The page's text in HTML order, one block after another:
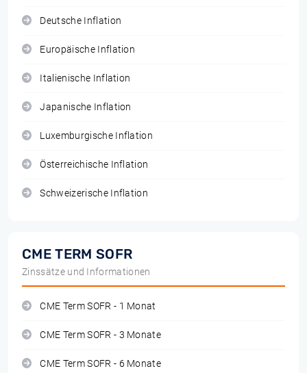
Deutsche Inflation
Europäische Inflation
Italienische Inflation
Japanische Inflation
Luxemburgische Inflation
Österreichische Inflation
Schweizerische Inflation
CME TERM SOFR
Zinssätze und Informationen
CME Term SOFR - 1 Monat
CME Term SOFR - 3 Monate
CME Term SOFR - 6 Monate